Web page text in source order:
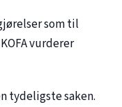
som til
vurderer
tydeligste saken.